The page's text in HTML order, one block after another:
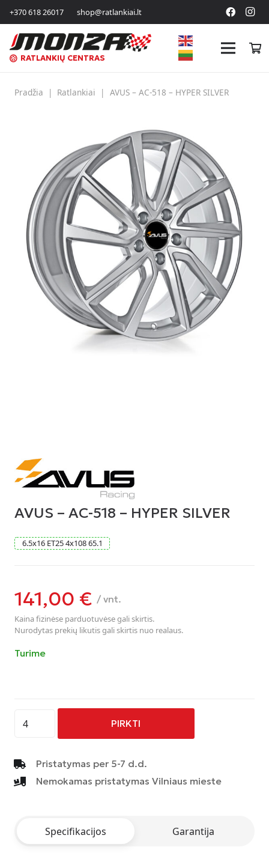
+370 618 26017 shop@ratlankiai.lt
RATLANKIŲ CENTRAS
Pradžia | Ratlankiai | AVUS – AC-518 – HYPER SILVER
AVUS – AC-518 – HYPER SILVER
6.5x16 ET254x10865.1
141,00 € / vnt.
Kaina fizinėse parduotuvėse gali skirtis.
Nurodytas prekių likutis gali skirtis nuo realaus.
Turime
kiekis:
-
AC-
518
PIRKTI
Pristatymas per 5-7 d.d.
Nemokamas pristatymas Vilniaus mieste
Specifikacijos Garantija